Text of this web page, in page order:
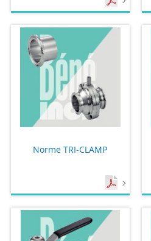
Norme TRI-CLAMP